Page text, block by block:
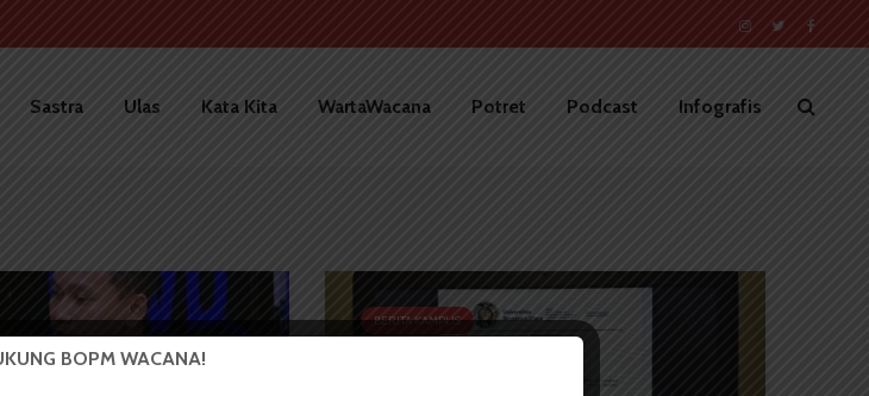
Sastra Ulas Kata Kita WartaWacana Potret Podcast Infografis
BERITA KAMPUS
BOPM WACANA!